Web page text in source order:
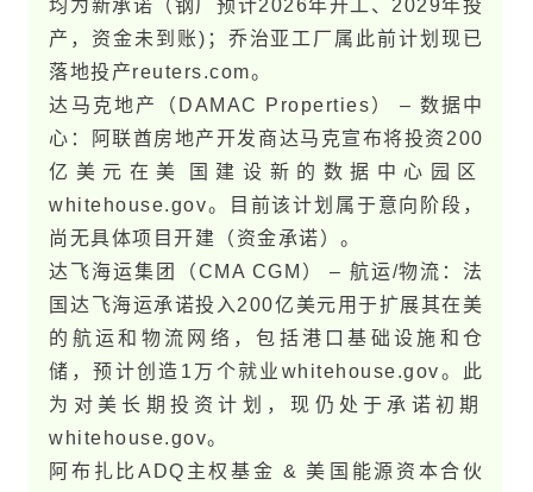
均为新承诺（钢厂预计2026年开工、2029年投
产，资金未到账)；乔治亚工厂属此前计划现已
落地投产​reuters.com。
达马克地产（DAMAC Properties） – 数据中
心：阿联酋房地产开发商达马克宣布将投资200
亿美元在美​国建设新的数据中心园区​
whitehouse.g​o​v。目前该计划属于意向阶段，
尚无具体项目开建（资金承诺）。
达飞海运集团（CMA CGM） – 航运/物流：法
国达飞海运承诺投入200亿美元用于扩展其在美
的航运和物流网络，包括港口基础设施和仓
储，预计创造1万个就业​whitehouse.g​o​v。此
为对美长期投资计划，现仍处于承诺初期​
whitehouse.g​o​v。
阿布扎比ADQ主权基金 & 美​国能源资本合伙